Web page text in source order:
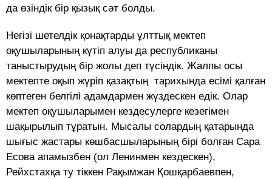
да өзiндiк бiр қызық сәт болды.
Негiзi шетелдiк қонақтарды ұлттық мектеп
оқушыларының күтiп алуы да республиканы
таныстырудың бiр жолы деп түсіндік. Жалпы осы
мектепте оқып жүріп қазақтың тарихында есiмi қалған
көптеген белгілі адамдармен жүздескен едiк. Олар
мектеп оқушыларымен кездесулерге кезегiмен
шақырылып тұратын. Мысалы солардың қатарында
шығыс жастары көшбасшыларының бiрi болған Сара
Есова апамызбен (ол Ленинмен кездескен),
Рейхстахқа ту тiккен Рақымжан Қошқарбаевпен,